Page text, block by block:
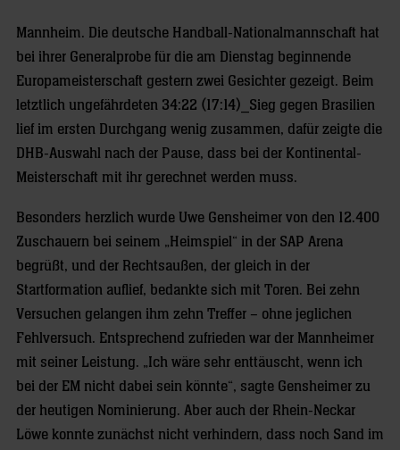
Mannheim. Die deutsche Handball-Nationalmannschaft hat
bei ihrer Generalprobe für die am Dienstag beginnende
Europameisterschaft gestern zwei Gesichter gezeigt. Beim
letztlich ungefährdeten 34:22 (17:14)_Sieg gegen Brasilien
lief im ersten Durchgang wenig zusammen, dafür zeigte die
DHB-Auswahl nach der Pause, dass bei der Kontinental-
Meisterschaft mit ihr gerechnet werden muss.
Besonders herzlich wurde Uwe Gensheimer von den 12.400
Zuschauern bei seinem „Heimspiel“ in der SAP Arena
begrüßt, und der Rechtsaußen, der gleich in der
Startformation auflief, bedankte sich mit Toren. Bei zehn
Versuchen gelangen ihm zehn Treffer – ohne jeglichen
Fehlversuch. Entsprechend zufrieden war der Mannheimer
mit seiner Leistung. „Ich wäre sehr enttäuscht, wenn ich
bei der EM nicht dabei sein könnte“, sagte Gensheimer zu
der heutigen Nominierung. Aber auch der Rhein-Neckar
Löwe konnte zunächst nicht verhindern, dass noch Sand im